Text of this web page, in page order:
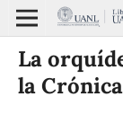
La
la